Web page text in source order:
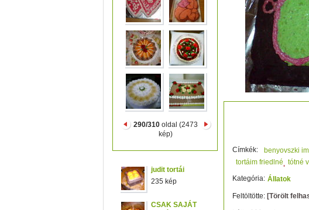
290/310 oldal (2473
kép)
judit tortái
235 kép
CSAK SAJÁT
Címkék: benyovszki
tortáim friedlné
tótné
Kategória: Állatok
Feltöltötte: [Törölt